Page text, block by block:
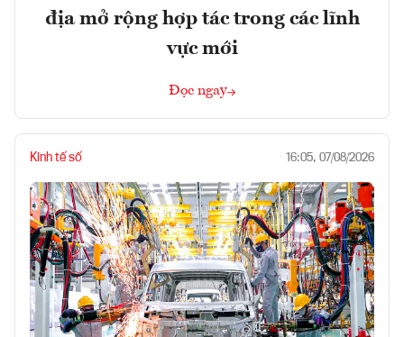
địa mở rộng hợp tác trong các lĩnh
vực mới
Đọc ngay
Kinh tế số 16:05, 07/08/2026